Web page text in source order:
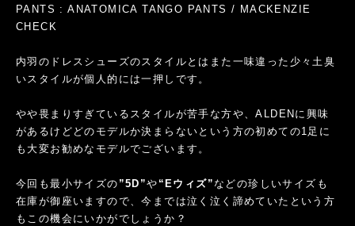
PANTS : ANATOMICA TANGO PANTS / MACKENZIE
CHECK
内羽のドレスシューズのスタイルとはまた一味違った少々土臭
いスタイルが個人的には一押しです。
やや畏まりすぎているスタイルが苦手な方や、ALDENに興味
があるけどどのモデルか決まらないという方の初めての1足に
も大変お勧めなモデルでございます。
今回も最小サイズの ”5D”や “Eウィズ”などの珍しいサイズも
在庫が御座いますので、今までは泣く泣く諦めていたという方
もこの機会にいかがでしょうか？